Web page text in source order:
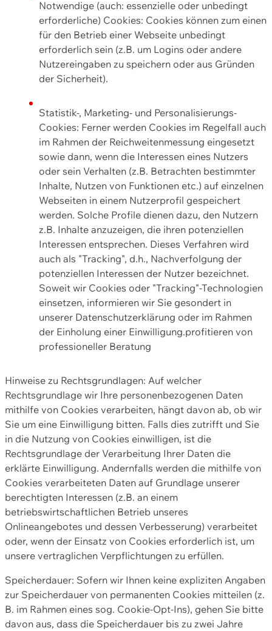
Notwendige (auch: essenzielle oder unbedingt
erforderliche) Cookies: Cookies können zum einen
für den Betrieb einer Webseite unbedingt
erforderlich sein (z.B. um Logins oder andere
Nutzereingaben zu speichern oder aus Gründen
der Sicherheit).
Statistik-, Marketing- und Personalisierungs-
Cookies: Ferner werden Cookies im Regelfall auch
im Rahmen der Reichweitenmessung eingesetzt
sowie dann, wenn die Interessen eines Nutzers
oder sein Verhalten (z.B. Betrachten bestimmter
Inhalte, Nutzen von Funktionen etc.) auf einzelnen
Webseiten in einem Nutzerprofil gespeichert
werden. Solche Profile dienen dazu, den Nutzern
z.B. Inhalte anzuzeigen, die ihren potenziellen
Interessen entsprechen. Dieses Verfahren wird
auch als "Tracking", d.h., Nachverfolgung der
potenziellen Interessen der Nutzer bezeichnet.
Soweit wir Cookies oder "Tracking"-Technologien
einsetzen, informieren wir Sie gesondert in
unserer Datenschutzerklärung oder im Rahmen
der Einholung einer Einwilligung.profitieren von
professioneller Beratung
Hinweise zu Rechtsgrundlagen: Auf welcher
Rechtsgrundlage wir Ihre personenbezogenen Daten
mithilfe von Cookies verarbeiten, hängt davon ab, ob wir
Sie um eine Einwilligung bitten. Falls dies zutrifft und Sie
in die Nutzung von Cookies einwilligen, ist die
Rechtsgrundlage der Verarbeitung Ihrer Daten die
erklärte Einwilligung. Andernfalls werden die mithilfe von
Cookies verarbeiteten Daten auf Grundlage unserer
berechtigten Interessen (z.B. an einem
betriebswirtschaftlichen Betrieb unseres
Onlineangebotes und dessen Verbesserung) verarbeitet
oder, wenn der Einsatz von Cookies erforderlich ist, um
unsere vertraglichen Verpflichtungen zu erfüllen.
Speicherdauer: Sofern wir Ihnen keine expliziten Angaben
zur Speicherdauer von permanenten Cookies mitteilen (z.
B. im Rahmen eines sog. Cookie-Opt-Ins), gehen Sie bitte
davon aus, dass die Speicherdauer bis zu zwei Jahre